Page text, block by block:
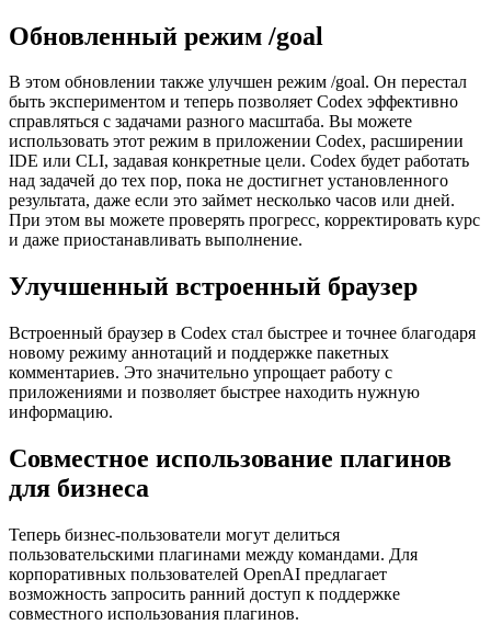
Обновленный режим /goal
В этом обновлении также улучшен режим /goal. Он перестал
быть экспериментом и теперь позволяет Codex эффективно
справляться с задачами разного масштаба. Вы можете
использовать этот режим в приложении Codex, расширении
IDE или CLI, задавая конкретные цели. Codex будет работать
над задачей до тех пор, пока не достигнет установленного
результата, даже если это займет несколько часов или дней.
При этом вы можете проверять прогресс, корректировать курс
и даже приостанавливать выполнение.
Улучшенный встроенный браузер
Встроенный браузер в Codex стал быстрее и точнее благодаря
новому режиму аннотаций и поддержке пакетных
комментариев. Это значительно упрощает работу с
приложениями и позволяет быстрее находить нужную
информацию.
Совместное использование плагинов
для бизнеса
Теперь бизнес-пользователи могут делиться
пользовательскими плагинами между командами. Для
корпоративных пользователей OpenAI предлагает
возможность запросить ранний доступ к поддержке
совместного использования плагинов.